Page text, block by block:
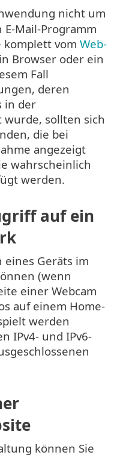
nicht um
Mail-Programm
komplett vom Web-
Browser oder ein
Fall
deren
in der
sollten sich
die bei
angezeigt
wahrscheinlich
werden.
auf ein
eines Geräts im
(wenn
einer Webcam
auf einem Home-
werden
IPv4- und IPv6-
können Sie